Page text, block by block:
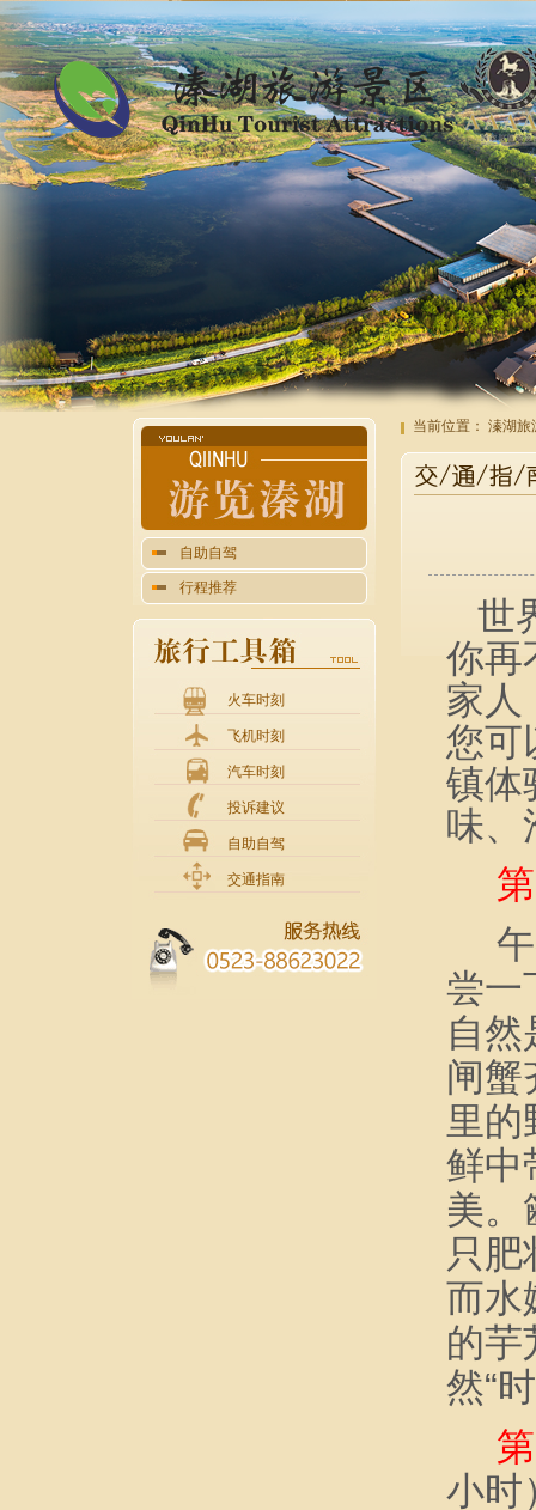
自助自驾
行程推荐
火车时刻
飞机时刻
汽车时刻
投诉建议
自助自驾
交通指南
当前位置： 溱湖旅
世
你再
家人
您可
镇体
味、
尝一
自
闸蟹
里的
鲜中
美。
只
而水
的芋
然“
小时